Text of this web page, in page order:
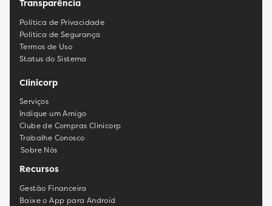
Transparência
Política de Privacidade
Política de Segurança
Termos de Uso
Status do Sistema
Clinicorp
Serviços
Indique um Amigo
Clube de Compras Clinicorp
Trabalhe Conosco
Sobre Nós
Recursos
Gestão Financeira
Baixe o App para Android